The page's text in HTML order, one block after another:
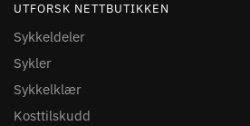
UTFORSK NETTBUTIKKEN
Sykkeldeler
Sykler
Sykkelklær
Kosttilskudd